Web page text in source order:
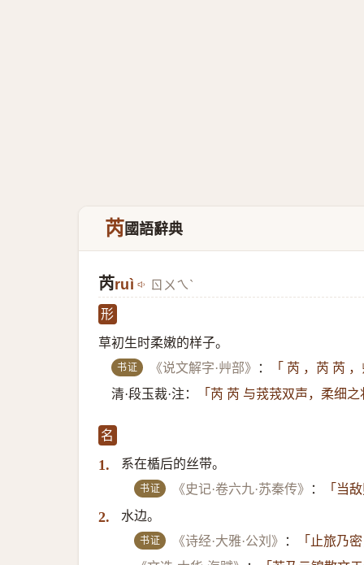
芮國語辭典
芮ruì ㄖㄨㄟˋ
形
草初生时柔嫩的样子。
书证 《说文解字·艸部》 ：
「 芮 ，芮 芮
清·段玉裁·注：
「芮 芮 与茙茙双声，柔细之
名
1. 系在楯后的丝带。
书证 《史记·卷六九·苏秦传》 ： 「当
2. 水边。
书证 《诗经·大雅·公刘》 ：
「止旅乃